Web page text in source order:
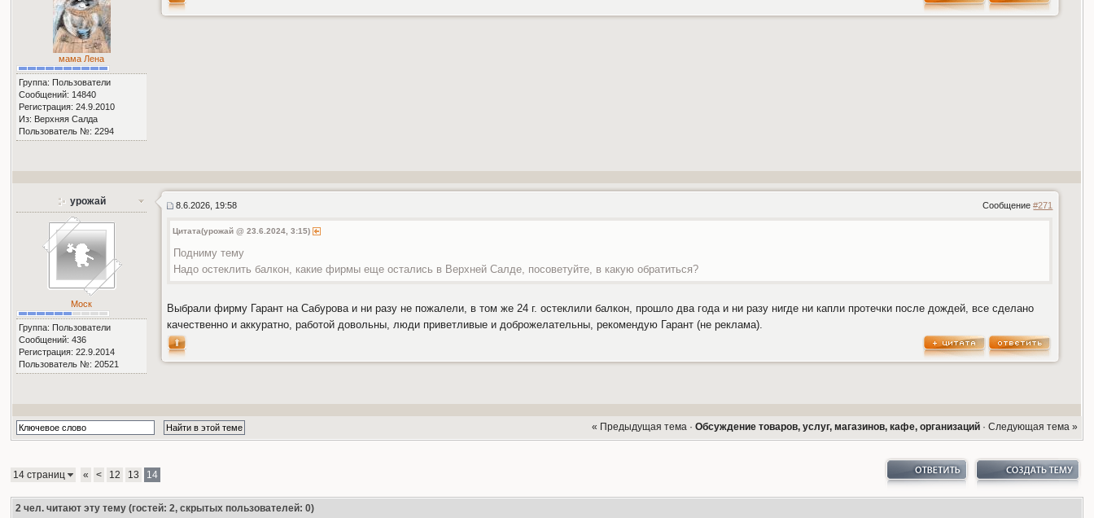
мама Лена
Группа: Пользователи
Сообщений: 14840
Регистрация: 24.9.2010
Из: Верхняя Салда
Пользователь №: 2294
урожай
Моск
Группа: Пользователи
Сообщений: 436
Регистрация: 22.9.2014
Пользователь №: 20521
Сообщение#271
8.6.2026, 19:58
Цитата(урожай @ 23.6.2024, 3:15)
Подниму тему
Надо остеклить балкон, какие фирмы еще остались в Верхней Салде, посоветуйте, в какую обратиться?
Выбрали фирму Гарант на Сабурова и ни разу не пожалели, в том же 24 г. остеклили балкон, прошло два года и ни разу нигде ни капли протечки после дождей, все сделано
качественно и аккуратно, работой довольны, люди приветливые и доброжелательны, рекомендую Гарант (не реклама).
« Предыдущая тема· Обсуждение товаров, услуг, магазинов, кафе, организаций· Следующая тема »
14 страниц « < 12 13 14
2 чел. читают эту тему (гостей: 2, скрытых пользователей: 0)